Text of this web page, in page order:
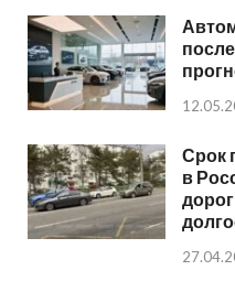
Срок
в